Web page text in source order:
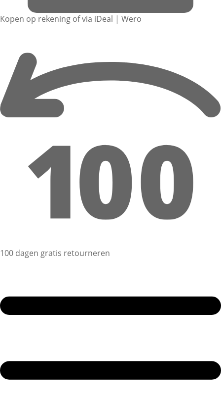
Kopen op rekening of via iDeal | Wero
100 dagen gratis retourneren